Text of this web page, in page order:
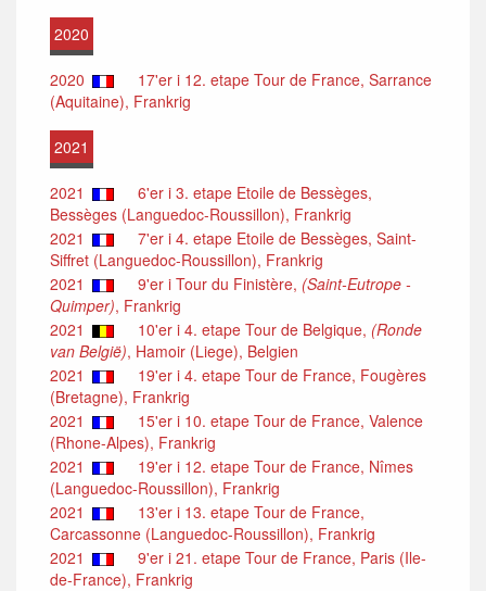
2020
2020
17'er i 12. etape Tour de France, Sarrance
(Aquitaine), Frankrig
2021
2021
6'er i 3. etape Etoile de Bessèges,
Bessèges (Languedoc-Roussillon), Frankrig
2021
7'er i 4. etape Etoile de Bessèges, Saint-
Siffret (Languedoc-Roussillon), Frankrig
2021
9'er i Tour du Finistère, (Saint-Eutrope -
Quimper), Frankrig
2021
10'er i 4. etape Tour de Belgique, (Ronde
van België), Hamoir (Liege), Belgien
2021
19'er i 4. etape Tour de France, Fougères
(Bretagne), Frankrig
2021
15'er i 10. etape Tour de France, Valence
(Rhone-Alpes), Frankrig
2021
19'er i 12. etape Tour de France, Nîmes
(Languedoc-Roussillon), Frankrig
2021
13'er i 13. etape Tour de France,
Carcassonne (Languedoc-Roussillon), Frankrig
2021
9'er i 21. etape Tour de France, Paris (Ile-
de-France), Frankrig